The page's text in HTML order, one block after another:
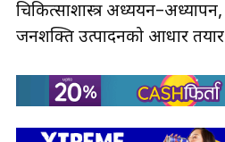
चिकित्साशास्त्र
जनशक्ति उत्पादनको आधार